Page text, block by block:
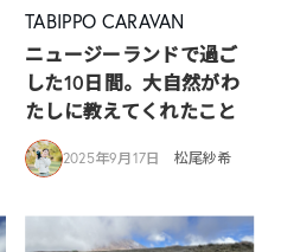
TABIPPO CARAVAN
ニュージーランドで過ご
した10日間。大自然がわ
たしに教えてくれたこと
2025年9月17日 松尾紗希